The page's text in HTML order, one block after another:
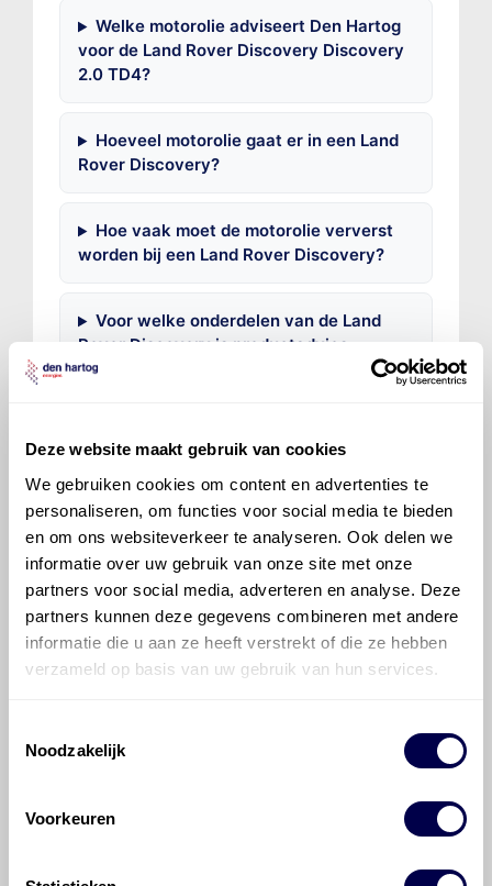
Deze website maakt gebruik van cookies
We gebruiken cookies om content en advertenties te
personaliseren, om functies voor social media te bieden
en om ons websiteverkeer te analyseren. Ook delen we
informatie over uw gebruik van onze site met onze
partners voor social media, adverteren en analyse. Deze
partners kunnen deze gegevens combineren met andere
informatie die u aan ze heeft verstrekt of die ze hebben
verzameld op basis van uw gebruik van hun services.
Noodzakelijk
Voorkeuren
Welke motorolie adviseert Den Hartog
voor de Land Rover Discovery Discovery
2.0 TD4?
Hoeveel motorolie gaat er in een Land
Rover Discovery?
Hoe vaak moet de motorolie ververst
worden bij een Land Rover Discovery?
Voor welke onderdelen van de Land
Rover Discovery is productadvies
beschikbaar?
©OlyslagerAlle rechten voorbehouden. Deze
informatie mag noch geheel noch gedeeltelijk worden
gereproduceerd, opgeslagen in een database of op
andere manieren worden overgedragen zonder
voorafgaande schriftelijke toestemming van Olyslager
Organisation B.V. Hoewel alles in het werk is gesteld
aansprakelijkheid aanvaard, anders dan waartoe een
wettelijke verplichting bestaat, voor schade of verlies
informatie. Door deze olieaanbevelingsinformatie te
raadplegen en te gebruiken erkent de gebruiker dat